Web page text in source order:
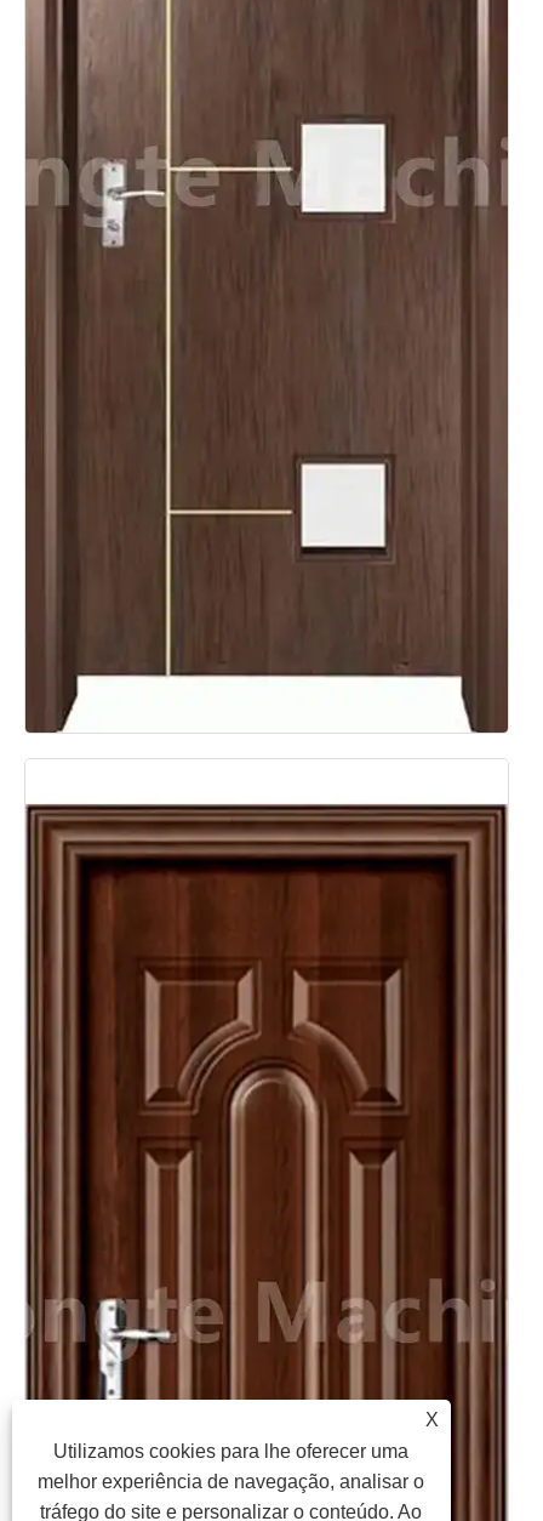
X
Utilizamos cookies para lhe oferecer uma
melhor experiência de navegação, analisar o
tráfego do site e personalizar o conteúdo. Ao